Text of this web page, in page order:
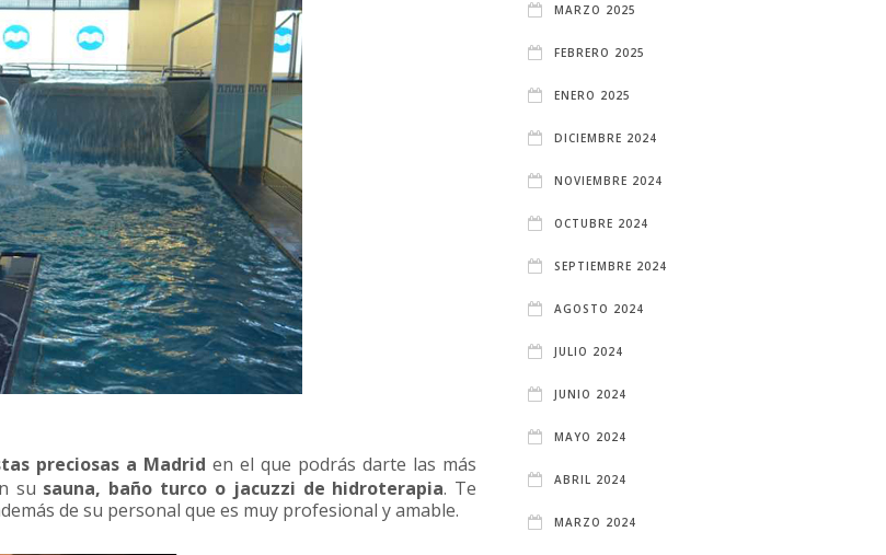
preciosas a Madriden el que podrás darte las más
su sauna, baño turco o jacuzzi de hidroterapia. Te
de su personal que es muy profesional y amable.
MARZO 2025
FEBRERO 2025
ENERO 2025
DICIEMBRE 2024
NOVIEMBRE 2024
OCTUBRE 2024
SEPTIEMBRE 2024
AGOSTO 2024
JULIO 2024
JUNIO 2024
MAYO 2024
ABRIL 2024
MARZO 2024